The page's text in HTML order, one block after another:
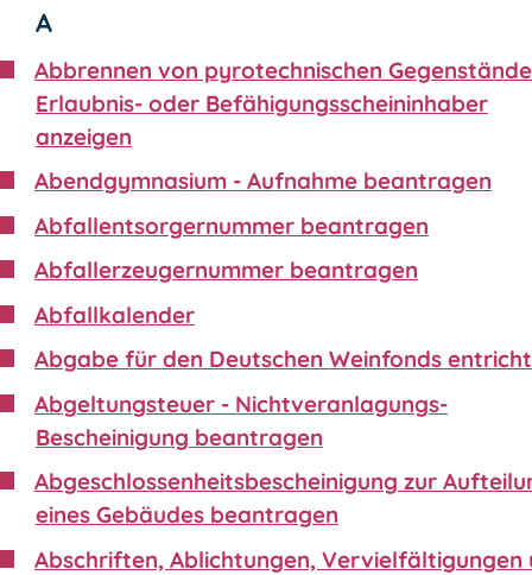
A
Abbrennen von pyrotechnischen
Erlaubnis- oder Befähigungsscheininhaber
anzeigen
Abendgymnasium - Aufnahme beantragen
Abfallentsorgernummer beantragen
Abfallerzeugernummer beantragen
Abfallkalender
Abgabe für den Deutschen Weinfonds
Abgeltungsteuer - Nichtveranlagungs-
Bescheinigung beantragen
Abgeschlossenheitsbescheinigung zur
eines Gebäudes beantragen
Abschriften, Ablichtungen, Vervielfältigungen